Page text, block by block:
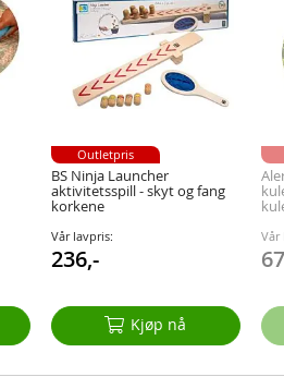
BS Ninja Launcher
aktivitetsspill - skyt og fang
korkene
Vår lavpris:
236,-
Kjøp nå
Outletpris
Vår